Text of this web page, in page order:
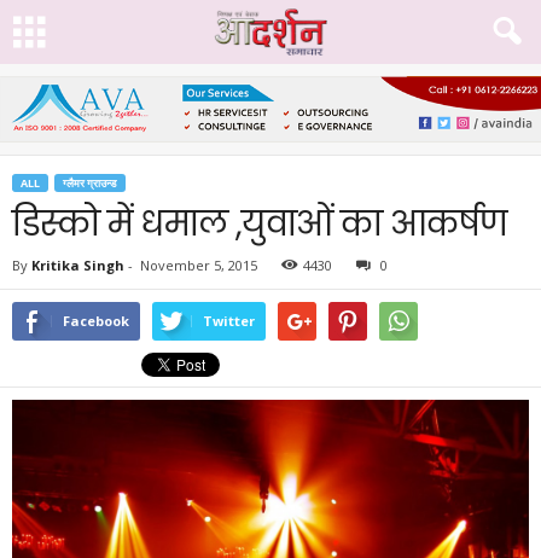
ALL ग्लैमर ग्राउन्ड
डिस्को में धमाल ,युवाओं का आकर्षण
By Kritika Singh - November 5, 2015 4430 0
Facebook Twitter